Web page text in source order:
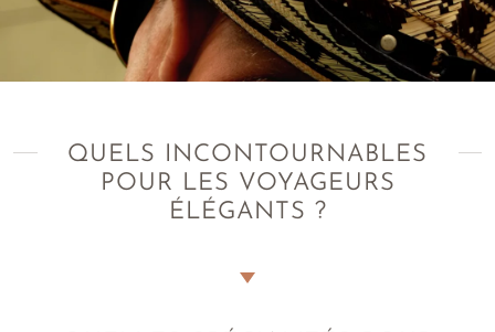
QUELS INCONTOURNABLES
POUR LES VOYAGEURS
ÉLÉGANTS ?
Les bijoux en or ou argent inspirés de la nature